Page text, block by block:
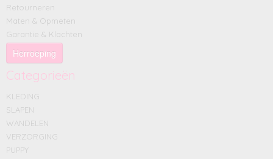
Retourneren
Maten & Opmeten
Garantie & Klachten
Herroeping
Categorieën
KLEDING
SLAPEN
WANDELEN
VERZORGING
PUPPY